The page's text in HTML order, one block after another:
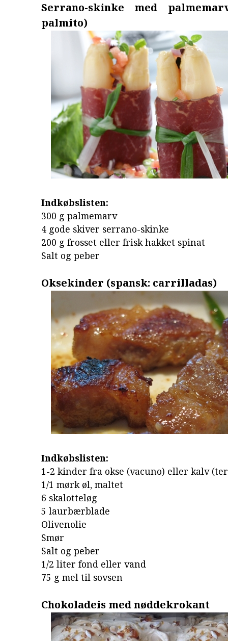
Serrano-skinke med
palmito)
Indkøbslisten:
300 g palmemarv
4 gode skiver serrano-skinke
200 g frosset eller frisk hakket spinat
Salt og peber
Oksekinder (spansk: carrilladas)
Indkøbslisten:
1-2 kinder fra okse (vacuno) eller kalv
1/1 mørk øl, maltet
6 skalotteløg
5 laurbærblade
Olivenolie
Smør
Salt og peber
1/2 liter fond eller vand
75 g mel til sovsen
Chokoladeis med nøddekrokant